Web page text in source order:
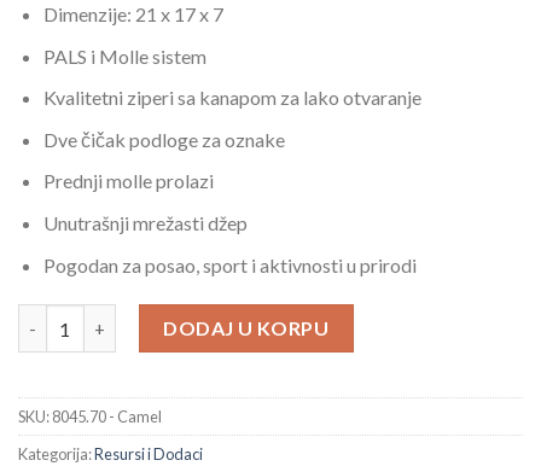
Dimenzije: 21 x 17 x 7
PALS i Molle sistem
Kvalitetni ziperi sa kanapom za lako otvaranje
Dve čičak podloge za oznake
Prednji molle prolazi
Unutrašnji mrežasti džep
Pogodan za posao, sport i aktivnosti u prirodi
DODAJ U KORPU
SKU:8045.70 - Camel
Kategorija:Resursi i Dodaci